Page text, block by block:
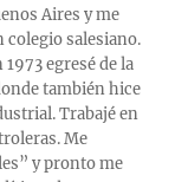
Aires y me
colegio salesiano.
egresé de la
también hice
Trabajé en
Me
y pronto me